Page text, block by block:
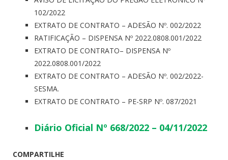
102/2022
EXTRATO DE CONTRATO – ADESÃO Nº. 002/2022
RATIFICAÇÃO – DISPENSA Nº 2022.0808.001/2022
EXTRATO DE CONTRATO– DISPENSA Nº
2022.0808.001/2022
EXTRATO DE CONTRATO – ADESÃO Nº. 002/2022-
SESMA.
EXTRATO DE CONTRATO – PE-SRP Nº. 087/2021
Diário Oficial Nº 668/2022 – 04/11/2022
COMPARTILHE